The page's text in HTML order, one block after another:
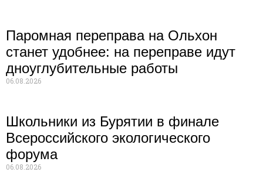
Паромная переправа на Ольхон
станет удобнее: на переправе идут
дноуглубительные работы
06.08.2026
Школьники из Бурятии в финале
Всероссийского экологического
форума
06.08.2026